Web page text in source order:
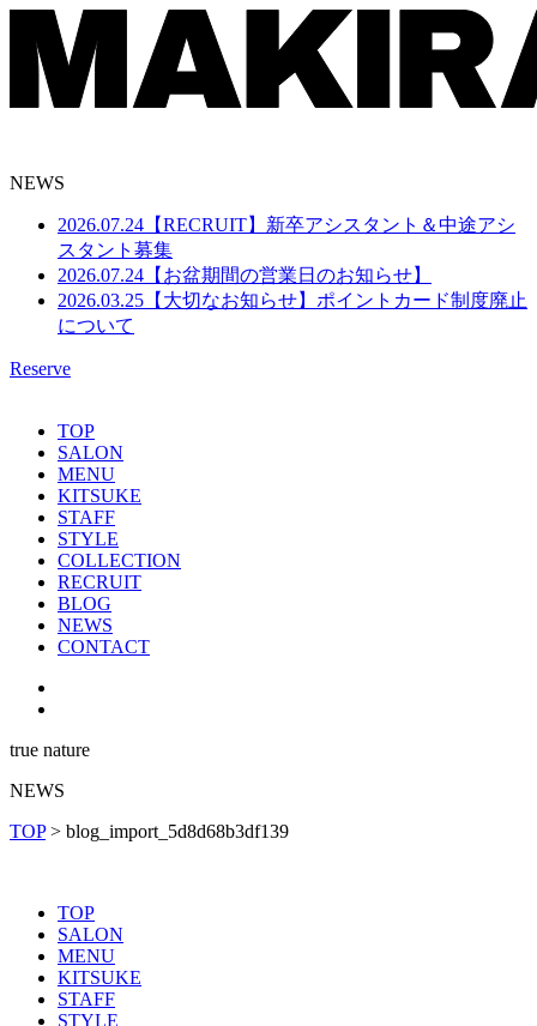
NEWS
2026.07.24 【RECRUIT】新卒アシスタント＆中途アシ
スタント募集
2026.07.24 【お盆期間の営業日のお知らせ】
2026.03.25 【大切なお知らせ】ポイントカード制度廃止
について
Reserve
TOP
SALON
MENU
KITSUKE
STAFF
STYLE
COLLECTION
RECRUIT
BLOG
NEWS
CONTACT
true nature
NEWS
TOP> blog_import_5d8d68b3df139
TOP
SALON
MENU
KITSUKE
STAFF
STYLE